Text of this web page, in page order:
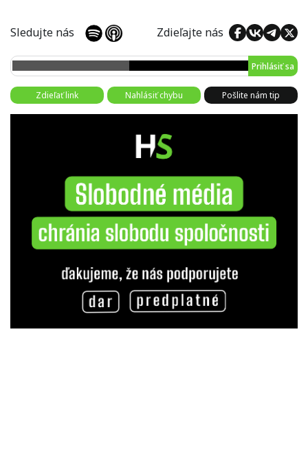
Sledujte nás Zdieľajte nás
Prihlásiť sa
Zdieľať link Nahlásiť chybu Pošlite nám tip